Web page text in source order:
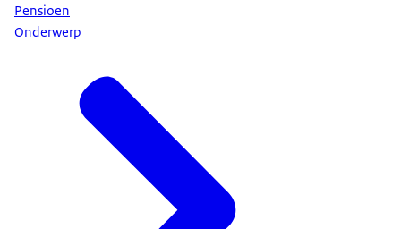
Pensioen
Onderwerp